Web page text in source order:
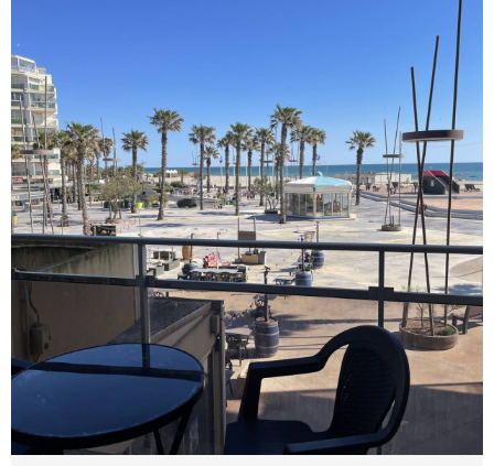
vaisselle). Accès Terrasse FACE MER équipée
pour vos repas. Les plus : Climatisation,
terrasse vue Mer et Parking. Equipé pour 4/6
personnes (4 adultes max).Linge de maison et
draps non fournis. Ménage de fin de séjour non
inclus, prestation en supplément). AVANTJUIN
=350 €/semaine - JUIN = 500 € /semaine
JUILLET DU 25/06 AU 11/07 = 620 €/semaine /
DU 11/07 AU 25/07 = 720 € /semaine TRES
HAUTE SAISON DU 25/07 AU 15/08 = 800
€/semaine DU 15/08 AU 22/08 = 720
€/semaine / DU 22/08 AU 29/08 =620
€/semaine SEPTEMBRE = 500 € /semaine / A
PARTIR DU MOIS OCTOBRE = 350 €/semaine
VOIR LE BIEN